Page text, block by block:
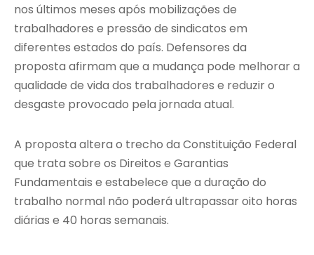
nos últimos meses após mobilizações de
trabalhadores e pressão de sindicatos em
diferentes estados do país. Defensores da
proposta afirmam que a mudança pode melhorar a
qualidade de vida dos trabalhadores e reduzir o
desgaste provocado pela jornada atual.
A proposta altera o trecho da Constituição Federal
que trata sobre os Direitos e Garantias
Fundamentais e estabelece que a duração do
trabalho normal não poderá ultrapassar oito horas
diárias e 40 horas semanais.